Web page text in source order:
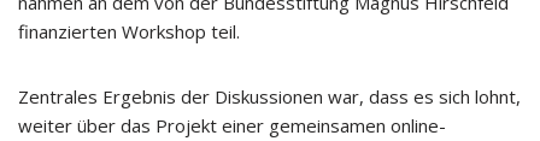
finanzierten Workshop teil.
Zentrales Ergebnis der Diskussionen war, dass es sich lohnt,
weiter über das Projekt einer gemeinsamen online-